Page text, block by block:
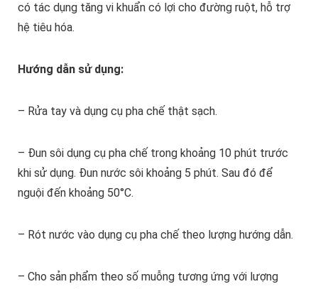
có tác dụng tăng vi khuẩn có lợi cho đường ruột, hỗ trợ
hệ tiêu hóa.
Hướng dẫn sử dụng:
– Rửa tay và dụng cụ pha chế thật sạch.
– Đun sôi dụng cụ pha chế trong khoảng 10 phút trước
khi sử dụng. Đun nước sôi khoảng 5 phút. Sau đó để
nguội đến khoảng 50°C.
– Rót nước vào dụng cụ pha chế theo lượng hướng dẫn.
– Cho sản phẩm theo số muỗng tương ứng với lượng